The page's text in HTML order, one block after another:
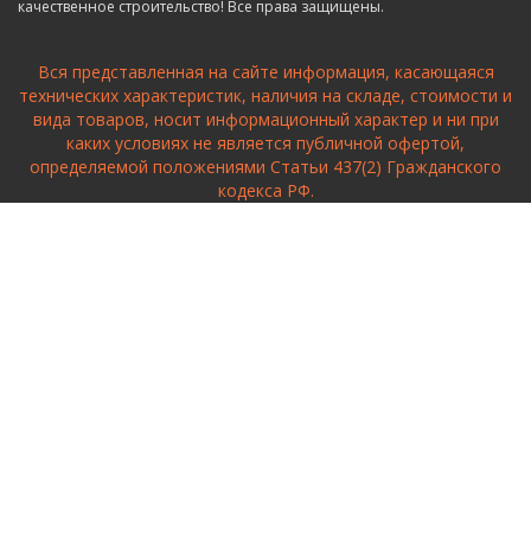
качественное строительство! Все права защищены.
Вся представленная на сайте информация, касающаяся
технических характеристик, наличия на складе, стоимости и
вида товаров, носит информационный характер и ни при
каких условиях не является публичной офертой,
определяемой положениями Статьи 437(2) Гражданского
кодекса РФ.